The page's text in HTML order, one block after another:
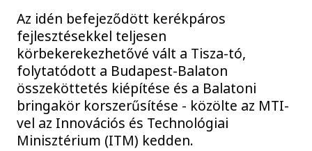
Az idén befejeződött kerékpáros
fejlesztésekkel teljesen
körbekerekezhetővé vált a Tisza-tó,
folytatódott a Budapest-Balaton
összeköttetés kiépítése és a Balatoni
bringakör korszerűsítése - közölte az MTI-
vel az Innovációs és Technológiai
Minisztérium (ITM) kedden.